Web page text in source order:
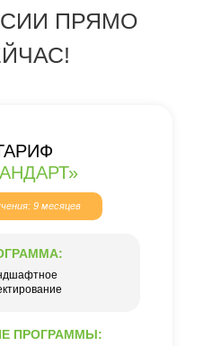
ПРЯМО
9 месяцев
ПРОГРАММЫ: